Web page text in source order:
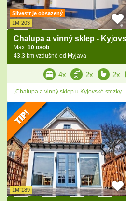
Silvestr je obsazený
1M-203
Chalupa a vinný sklep -
Max. 10 osob
43.3 km vzdušně od Myjava
4x 2x 2x
„Chalupa a vinný sklep u Kyjovské stezky
1M-189